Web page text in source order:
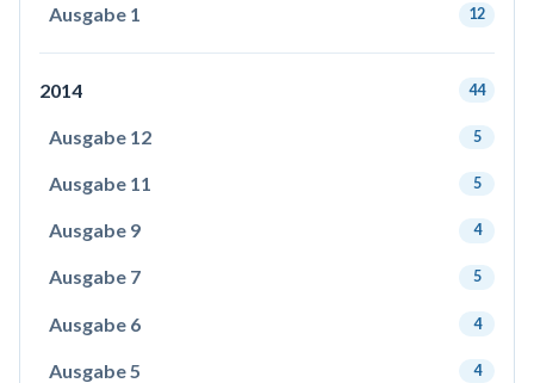
Ausgabe 1 12
2014 44
Ausgabe 12 5
Ausgabe 11 5
Ausgabe 9 4
Ausgabe 7 5
Ausgabe 6 4
Ausgabe 5 4